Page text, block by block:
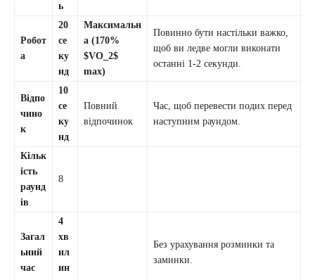
ь
Робот
а
20
се
ку
нд
Максимальн
а (170%
$VO_2$
max)
Повинно бути настільки важко,
щоб ви ледве могли виконати
останні 1-2 секунди.
Відпо
чино
к
10
се
ку
нд
Повний
відпочинок
Час, щоб перевести подих перед
наступним раундом.
Кільк
ість
раунд
ів
8
Загал
ьний
час
4
хв
ил
ин
Без урахування розминки та
заминки.